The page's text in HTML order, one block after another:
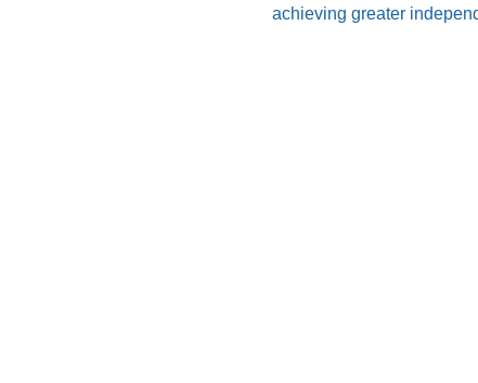
achieving greater